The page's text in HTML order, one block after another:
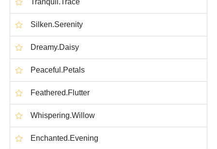
Tranquil.Trace
Silken.Serenity
Dreamy.Daisy
Peaceful.Petals
Feathered.Flutter
Whispering.Willow
Enchanted.Evening